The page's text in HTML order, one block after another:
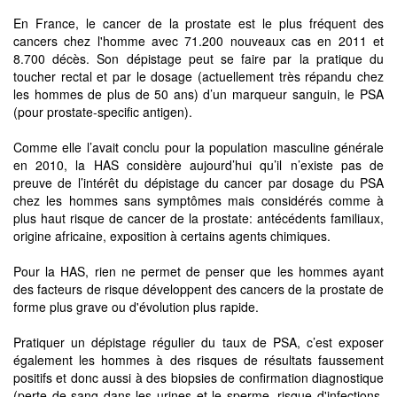
En France, le cancer de la prostate est le plus fréquent des
cancers chez l'homme avec 71.200 nouveaux cas en 2011 et
8.700 décès. Son dépistage peut se faire par la pratique du
toucher rectal et par le dosage (actuellement très répandu chez
les hommes de plus de 50 ans) d’un marqueur sanguin, le PSA
(pour prostate-specific antigen).
Comme elle l’avait conclu pour la population masculine générale
en 2010, la HAS considère aujourd’hui qu’il n’existe pas de
preuve de l’intérêt du dépistage du cancer par dosage du PSA
chez les hommes sans symptômes mais considérés comme à
plus haut risque de cancer de la prostate: antécédents familiaux,
origine africaine, exposition à certains agents chimiques.
Pour la HAS, rien ne permet de penser que les hommes ayant
des facteurs de risque développent des cancers de la prostate de
forme plus grave ou d'évolution plus rapide.
Pratiquer un dépistage régulier du taux de PSA, c’est exposer
également les hommes à des risques de résultats faussement
positifs et donc aussi à des biopsies de confirmation diagnostique